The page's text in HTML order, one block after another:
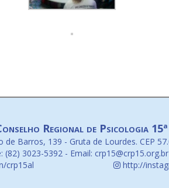
Regional de Psicologia 15ª
de Barros, 139 - Gruta de Lourdes. CEP
(82) 3023-5392 - Email: crp15@crp15.org.br
crp15al
http://